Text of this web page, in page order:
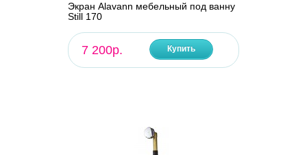
Экран Alavann мебельный под ванну
Still 170
7 200р. Купить